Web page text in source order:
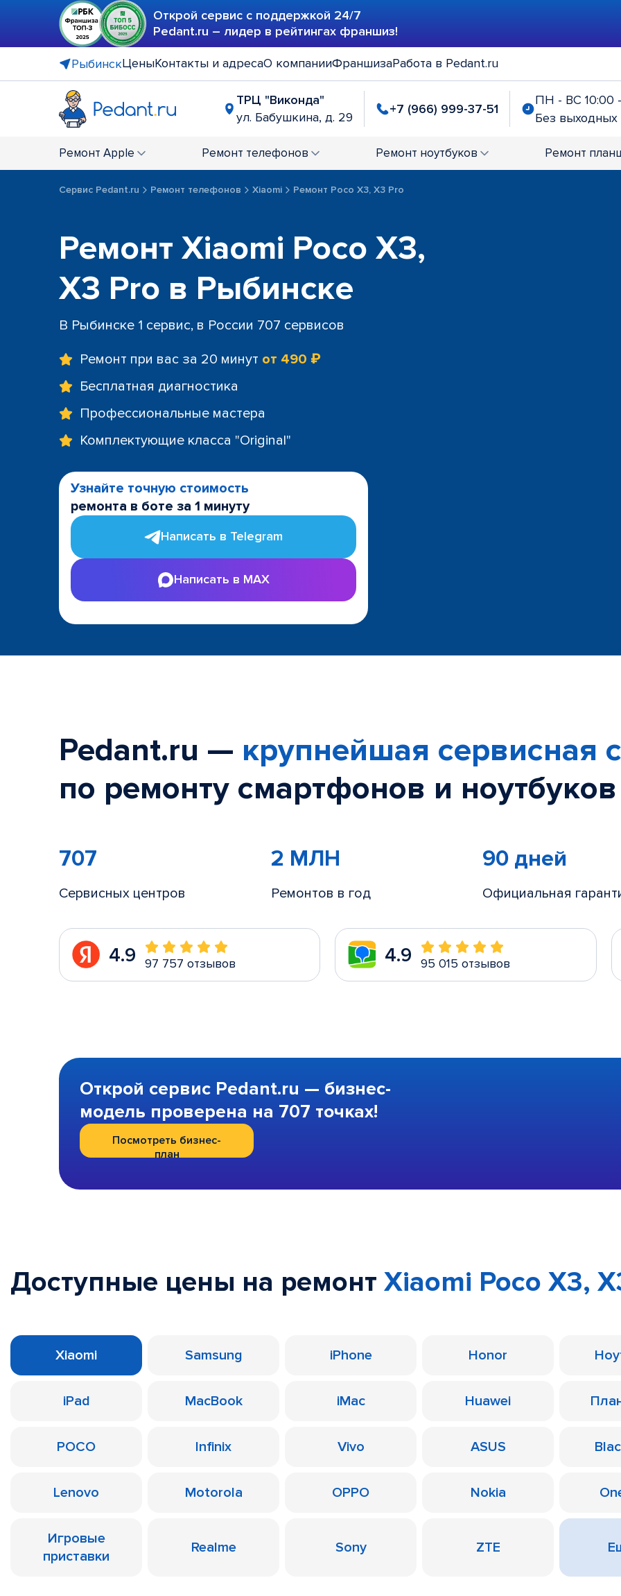
Открой сервис с поддержкой 24/7
Pedant.ru – лидер в рейтингах франшиз!
РыбинскЦеныКонтакты и адресаО компанииФраншизаРабота в Pedant.ru
ТРЦ "Виконда"
ул. Бабушкина, д. 29
+7 (966) 999-37-51
ПН - ВС 10:00
Без выходных
Ремонт Apple Ремонт телефонов Ремонт ноутбуков Ремонт
Сервис Pedant.ru Ремонт телефонов Xiaomi Ремонт Poco X3, X3 Pro
Ремонт Xiaomi Poco X3,
X3 Pro в Рыбинске
В Рыбинске 1 сервис, в России 707 сервисов
Ремонт при вас за 20 минут от 490 ₽
Бесплатная диагностика
Профессиональные мастера
Комплектующие класса "Original"
Узнайте точную стоимость
ремонта в боте за 1 минуту
Написать в Telegram
Написать в MAX
Pedant.ru — крупнейшая сервисная
по ремонту смартфонов и
707
Сервисных центров
2 МЛН
Ремонтов в год
90 дней
Официальная
4.9 97 757 отзывов 4.9 95 015 отзывов
Открой сервис Pedant.ru — бизнес-
модель проверена на 707 точках!
Посмотреть бизнес-
план
Доступные цены на ремонт Xiaomi Poco X3,
Xiaomi Samsung iPhone Honor
iPad MacBook iMac Huawei
POCO Infinix Vivo ASUS
Lenovo Motorola OPPO Nokia
Игровые
приставки
Realme Sony ZTE